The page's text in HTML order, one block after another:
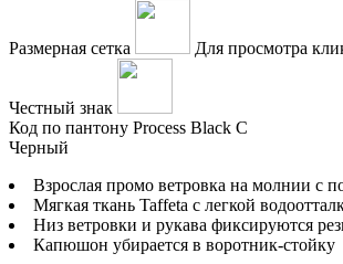
Размерная сетка Для просмотра
Честный знак
Код по пантону Process Black C
Черный
Взрослая промо ветровка на молнии с
Мягкая ткань Taffeta с легкой
Низ ветровки и рукава фиксируются
Капюшон убирается в воротник-стойку